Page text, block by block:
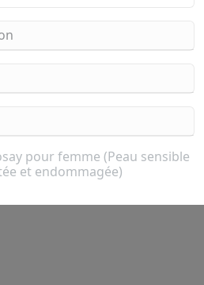
pour femme (Peau sensible
et endommagée)